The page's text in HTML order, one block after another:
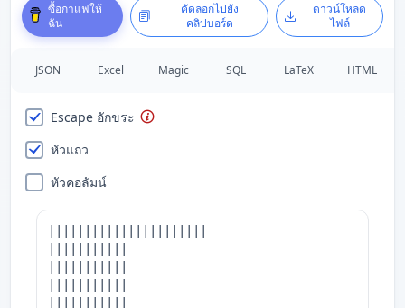
ซื้อกาแฟให้
ฉัน
คัดลอกไปยัง
คลิปบอร์ด
ดาวน์โหลด
ไฟล์
JSON Excel Magic SQL LaTeX HTML
Escape อักขระ
หัวแถว
หัวคอลัมน์